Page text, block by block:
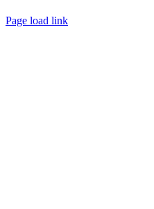
Page load link